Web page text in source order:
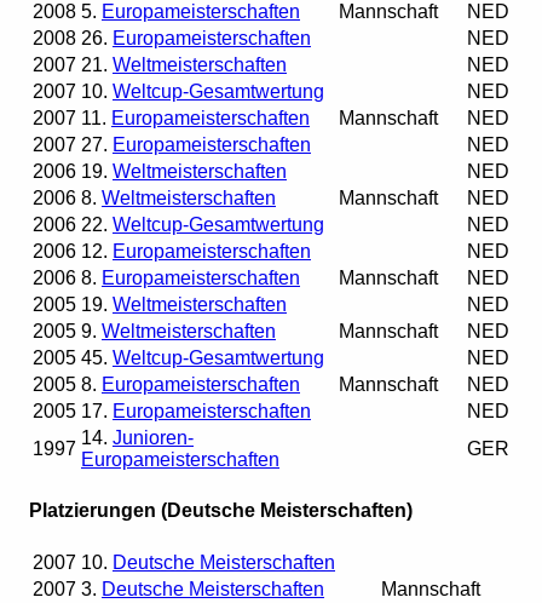
2008 5. Europameisterschaften Mannschaft
NED
2008 26. Europameisterschaften
NED
2007 21. Weltmeisterschaften
NED
2007 10. Weltcup-Gesamtwertung
NED
2007 11. Europameisterschaften Mannschaft
NED
2007 27. Europameisterschaften
NED
2006 19. Weltmeisterschaften
NED
2006 8. Weltmeisterschaften Mannschaft
NED
2006 22. Weltcup-Gesamtwertung
NED
2006 12. Europameisterschaften
NED
2006 8. Europameisterschaften Mannschaft
NED
2005 19. Weltmeisterschaften
NED
2005 9. Weltmeisterschaften Mannschaft
NED
2005 45. Weltcup-Gesamtwertung
NED
2005 8. Europameisterschaften Mannschaft
NED
2005 17. Europameisterschaften
NED
1997
14. Junioren-
Europameisterschaften
GER
Platzierungen (Deutsche Meisterschaften)
2007 10. Deutsche Meisterschaften
2007 3. Deutsche Meisterschaften
Mannschaft